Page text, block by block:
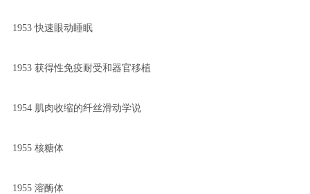
1953 快速眼动睡眠
1953 获得性免疫耐受和器官移植
1954 肌肉收缩的纤丝滑动学说
1955 核糖体
1955 溶酶体